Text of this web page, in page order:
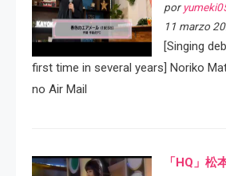
por
11 marzo
[Singing
first time in several years] Noriko
no Air Mail
「HQ」松